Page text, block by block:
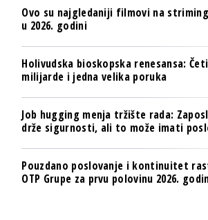
Ovo su najgledaniji filmovi na
u 2026. godini
Holivudska bioskopska renesansa:
milijarde i jedna velika poruka
Job hugging menja tržište rada:
drže sigurnosti, ali to može imati
Pouzdano poslovanje i kontinuitet
OTP Grupe za prvu polovinu 2026.